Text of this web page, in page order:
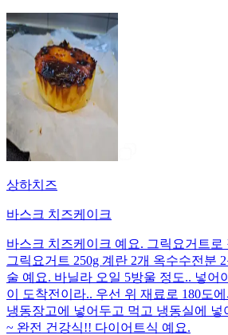
상하치즈
바스크 치즈케이크
바스크 치즈케이크 예요. 그릭요거트로
그릭요거트 250g 계란 2개 옥수수전분
술 예요. 바닐라 오일 5방울 정도.. 넣어
이 도착전이라.. 우선 위 재료로 180도
냉동장고에 넣어두고 먹고 냉동실에 넣
~ 완전 건강식!! 다이어트식 예요.